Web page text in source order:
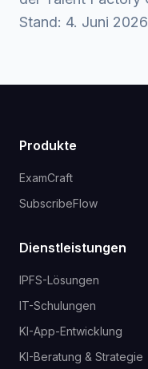
Stand: 4. Juni 2026
Produkte
ExamCraft
SubscribeFlow
Dienstleistungen
IPFS-Lösungen
IT-Schulungen
KI-App-Entwicklung
KI-Beratung & Strategie